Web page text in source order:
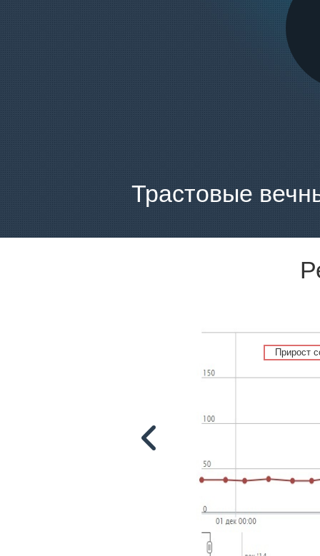
Трастовые
Прирост